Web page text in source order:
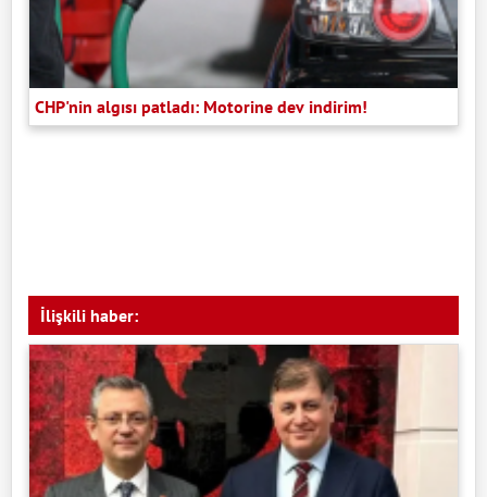
CHP'nin algısı patladı: Motorine dev indirim!
İlişkili haber: